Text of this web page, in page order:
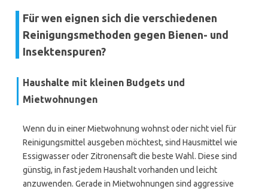
Für wen eignen sich die verschiedenen
Reinigungsmethoden gegen Bienen- und
Insektenspuren?
Haushalte mit kleinen Budgets und
Mietwohnungen
Wenn du in einer Mietwohnung wohnst oder nicht viel für
Reinigungsmittel ausgeben möchtest, sind Hausmittel wie
Essigwasser oder Zitronensaft die beste Wahl. Diese sind
günstig, in fast jedem Haushalt vorhanden und leicht
anzuwenden. Gerade in Mietwohnungen sind aggressive